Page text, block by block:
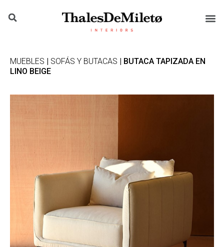
MUEBLES SOFÁS Y BUTACAS | BUTACA TAPIZADA EN
LINO BEIGE